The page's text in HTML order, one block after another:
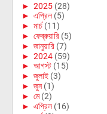
► 2025 (28)
► এপ্রিল (5)
► মার্চ (11)
► ফেব্রুয়ারি (5)
► জানুয়ারি (7)
► 2024 (59)
► আগস্ট (15)
► জুলাই (3)
► জুন (1)
► মে (2)
► এপ্রিল (16)